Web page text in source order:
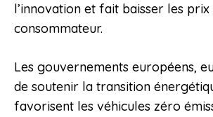
l’innovation et fait baisser les
consommateur.
Les gouvernements européens,
de soutenir la transition
favorisent les véhicules zéro